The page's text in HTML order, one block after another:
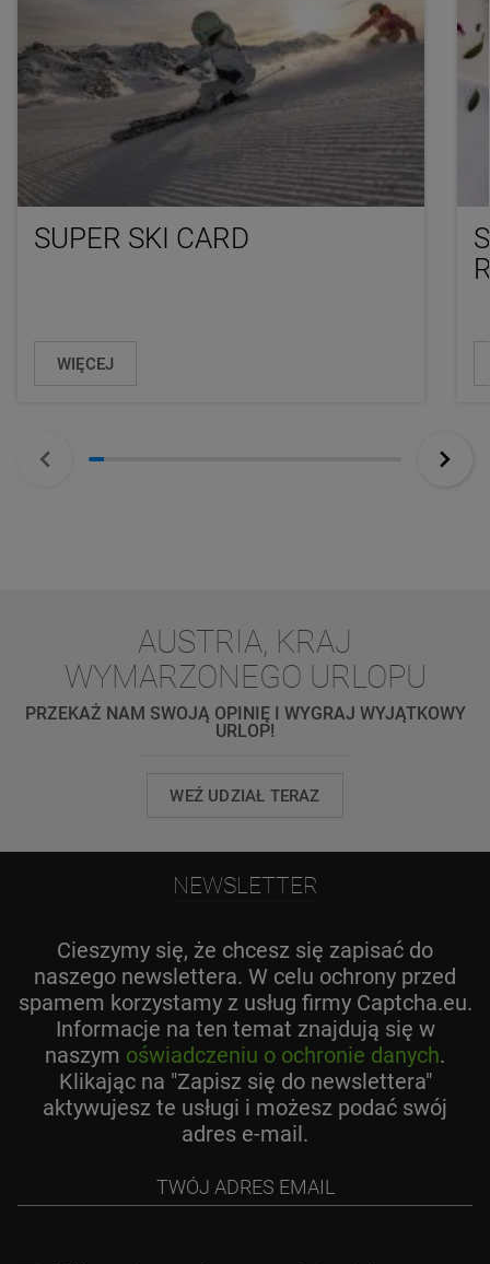
SUPER SKI CARD
WIĘCEJ
AUSTRIA, KRAJ
WYMARZONEGO URLOPU
PRZEKAŻ NAM SWOJĄ OPINIĘ I WYGRAJ WYJĄTKOWY
URLOP!
WEŹ UDZIAŁ TERAZ
NEWSLETTER
Cieszymy się, że chcesz się zapisać do
naszego newslettera. W celu ochrony przed
spamem korzystamy z usług firmy Captcha.eu.
Informacje na ten temat znajdują się w
naszym oświadczeniu o ochronie danych.
Klikając na "Zapisz się do newslettera"
aktywujesz te usługi i możesz podać swój
adres e-mail.
email